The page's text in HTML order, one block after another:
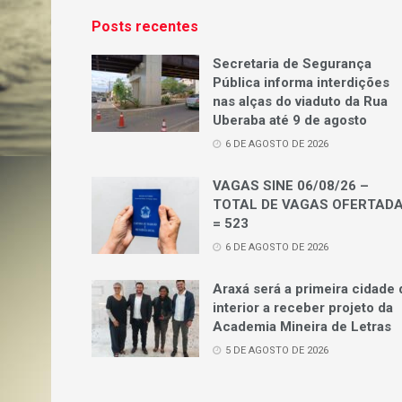
Posts recentes
Secretaria de Segurança
Pública informa interdições
nas alças do viaduto da Rua
Uberaba até 9 de agosto
6 DE AGOSTO DE 2026
VAGAS SINE 06/08/26 –
TOTAL DE VAGAS
= 523
6 DE AGOSTO DE 2026
Araxá será a primeira cidade
interior a receber projeto da
Academia Mineira de Letras
5 DE AGOSTO DE 2026